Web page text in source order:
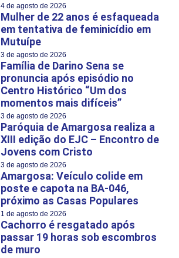
4 de agosto de 2026
Mulher de 22 anos é esfaqueada
em tentativa de feminicídio em
Mutuípe
3 de agosto de 2026
Família de Darino Sena se
pronuncia após episódio no
Centro Histórico “Um dos
momentos mais difíceis”
3 de agosto de 2026
Paróquia de Amargosa realiza a
XIII edição do EJC – Encontro de
Jovens com Cristo
3 de agosto de 2026
Amargosa: Veículo colide em
poste e capota na BA-046,
próximo as Casas Populares
1 de agosto de 2026
Cachorro é resgatado após
passar 19 horas sob escombros
de muro